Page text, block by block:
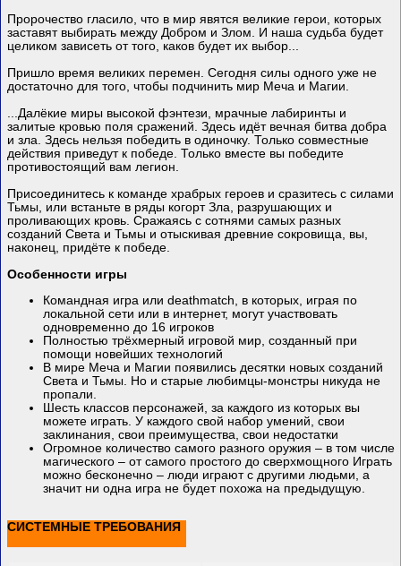
Пророчество гласило, что в мир явятся великие герои, которых
заставят выбирать между Добром и Злом. И наша судьба будет
целиком зависеть от того, каков будет их выбор...
Пришло время великих перемен. Сегодня силы одного уже не
достаточно для того, чтобы подчинить мир Меча и Магии.
...Далёкие миры высокой фэнтези, мрачные лабиринты и
залитые кровью поля сражений. Здесь идёт вечная битва добра
и зла. Здесь нельзя победить в одиночку. Только совместные
действия приведут к победе. Только вместе вы победите
противостоящий вам легион.
Присоединитесь к команде храбрых героев и сразитесь с силами
Тьмы, или встаньте в ряды когорт Зла, разрушающих и
проливающих кровь. Сражаясь с сотнями самых разных
созданий Света и Тьмы и отыскивая древние сокровища, вы,
наконец, придёте к победе.
Особенности игры
Командная игра или deathmatch, в которых, играя по
локальной сети или в интернет, могут участвовать
одновременно до 16 игроков
Полностью трёхмерный игровой мир, созданный при
помощи новейших технологий
В мире Меча и Магии появились десятки новых созданий
Света и Тьмы. Но и старые любимцы-монстры никуда не
пропали.
Шесть классов персонажей, за каждого из которых вы
можете играть. У каждого свой набор умений, свои
заклинания, свои преимущества, свои недостатки
Огромное количество самого разного оружия – в том числе
магического – от самого простого до сверхмощного Играть
можно бесконечно – люди играют с другими людьми, а
значит ни одна игра не будет похожа на предыдущую.
СИСТЕМНЫЕ ТРЕБОВАНИЯ